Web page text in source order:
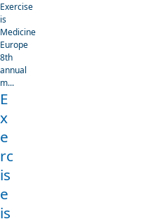
Exercise
is
Medicine
Europe
8th
annual
m...
E
x
e
rc
is
e
is